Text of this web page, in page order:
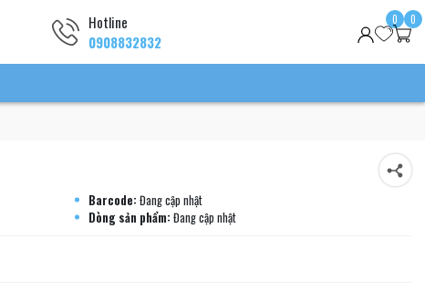
Hotline
0908832832
0 0
Barcode: Đang cập nhật
Dòng sản phẩm: Đang cập nhật